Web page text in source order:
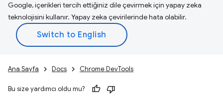
Google, içerikleri tercih ettiğiniz dile çevirmek için yapay zeka
teknolojisini kullanır. Yapay zeka çevirilerinde hata olabilir.
Ana Sayfa Docs Chrome DevTools
Bu size yardımcı oldu mu?